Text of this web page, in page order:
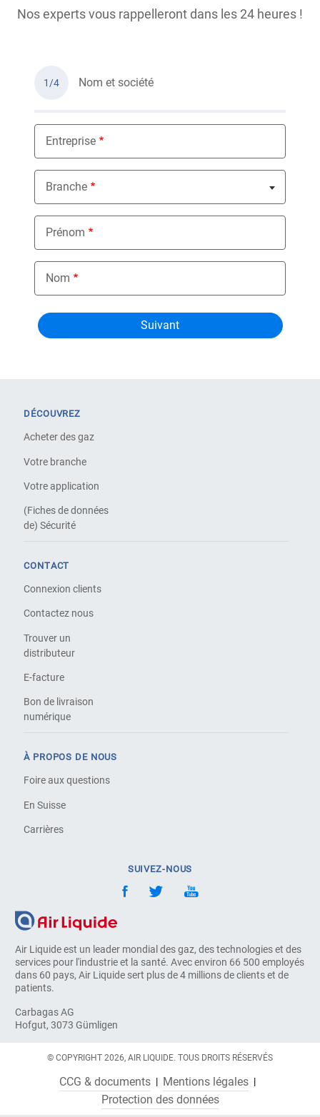
Nos experts vous rappelleront dans les 24 heures !
1/4 Nom et société
Entreprise
Branche
Nothing selected
Prénom
Nom
Air Liquide est un leader mondial des gaz, des technologies et des
services pour l'industrie et la santé. Avec environ 66 500 employés
dans 60 pays, Air Liquide sert plus de 4 millions de clients et de
patients.
Carbagas AG
Hofgut, 3073 Gümligen
DÉCOUVREZ
Acheter des gaz
Votre branche
Votre application
(Fiches de données
de) Sécurité
CONTACT
Connexion clients
Contactez nous
Trouver un
distributeur
E-facture
Bon de livraison
numérique
À PROPOS DE NOUS
Foire aux questions
En Suisse
Carrières
SUIVEZ-NOUS
© COPYRIGHT 2026, AIR LIQUIDE. TOUS DROITS RÉSERVÉS
CCG & documents
Mentions légales
Protection des données